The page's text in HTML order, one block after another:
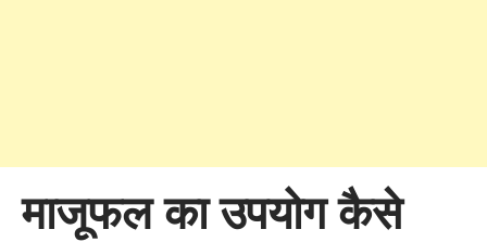
माजूफल का उपयोग कैसे